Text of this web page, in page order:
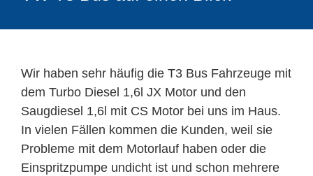
Wir haben sehr häufig die T3 Bus Fahrzeuge mit
dem Turbo Diesel 1,6l JX Motor und den
Saugdiesel 1,6l mit CS Motor bei uns im Haus.
In vielen Fällen kommen die Kunden, weil sie
Probleme mit dem Motorlauf haben oder die
Einspritzpumpe undicht ist und schon mehrere